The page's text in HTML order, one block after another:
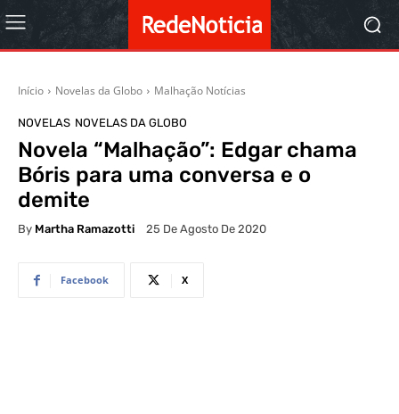
Início Novelas da Globo Malhação Notícias
NOVELAS NOVELAS DA GLOBO
Novela “Malhação”: Edgar chama
Bóris para uma conversa e o
demite
By Martha Ramazotti 25 De Agosto De 2020
Facebook X